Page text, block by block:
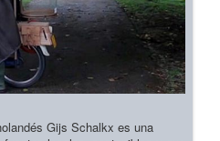
Gijs Schalkx es una